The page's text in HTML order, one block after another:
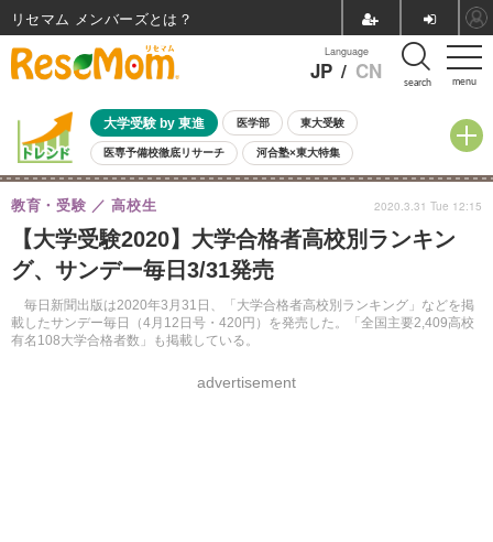
menu
Language
JP / CN search
大学受験 by 東進 医学部 東大受験
医専予備校徹底リサーチ 河合塾×東大特集
親子で考える大学選び 高校受験 中学受験 小学校受験
共通テスト 夏休み
8月開催イベント・WS 全国公立高校 過去問 人気記事
自由研究教材（小学生向け） 自由研究教材（中学生向け）
【大学受験2020】大学合格者高校別ランキン
グ、サンデー毎日3/31発売
毎日新聞出版は2020年3月31日、「大学合格者高校別ランキング」などを掲
載したサンデー毎日（4月12日号・420円）を発売した。「全国主要2,409高校
有名108大学合格者数」も掲載している。
教育・受験 高校生
advertisement
2020.3.31 Tue 12:15
リセマム メンバーズ